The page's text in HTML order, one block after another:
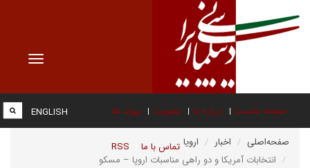
Toggle
صفحه نخست درباره ما عضویت پیوند ها
تماس با ما RSS
ENGLISH
صفحه‌اصلی اخبار
اروپا
انتخابات آمریکا و دو راهی مناسبات اروپا – مسکو